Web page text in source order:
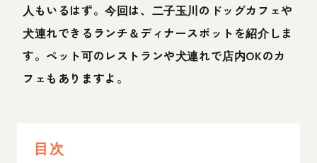
人もいるはず。今回は、二子玉川のドッグカフェや
犬連れできるランチ＆ディナースポットを紹介しま
す。ペット可のレストランや犬連れで店内OKのカ
フェもありますよ。
目次